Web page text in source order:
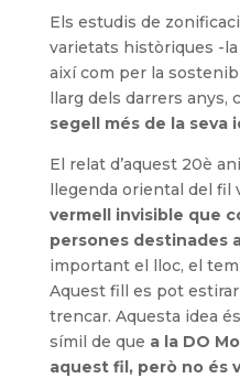
Els estudis de
varietats històriques -
així com per la
llarg dels darrers
segell més de la seva
El relat d’aquest 20è
llegenda oriental del fil
vermell invisible que
persones destinades
important el lloc, el
Aquest fill es pot
trencar. Aquesta idea
símil de que a la DO
aquest fil, però no és